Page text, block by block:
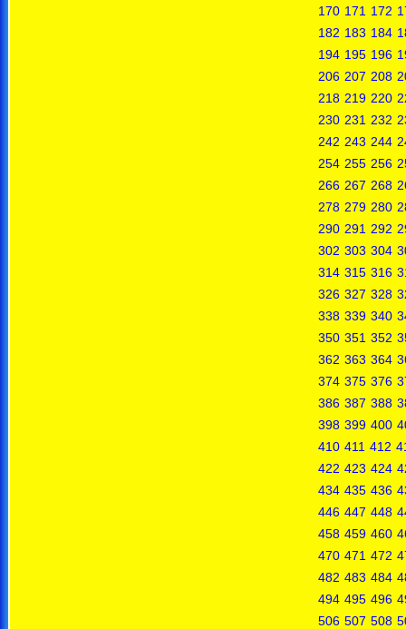
170 171 172
182 183 184
194 195 196
206 207 208
218 219 220
230 231 232
242 243 244
254 255 256
266 267 268
278 279 280
290 291 292
302 303 304
314 315 316
326 327 328
338 339 340
350 351 352
362 363 364
374 375 376
386 387 388
398 399 400
410 411 412
422 423 424
434 435 436
446 447 448
458 459 460
470 471 472
482 483 484
494 495 496
506 507 508